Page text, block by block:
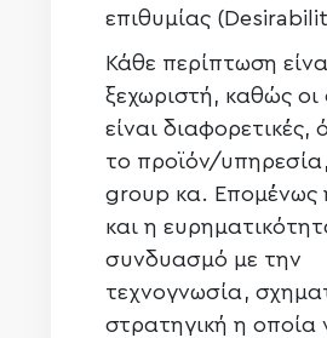
επιθυμίας
Κάθε περίπτωση
ξεχωριστή, καθώς οι
είναι διαφορετικές,
το προϊόν/
group κα. Επομένως
και η
συνδυασμό με την
τεχνογνωσία,
στρατηγική η οποία